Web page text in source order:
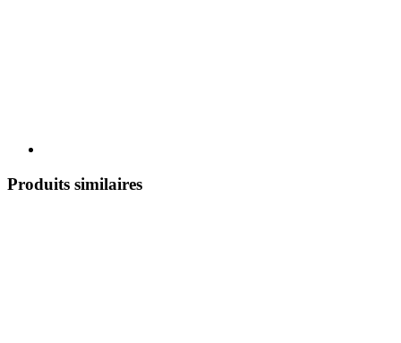
Produits similaires